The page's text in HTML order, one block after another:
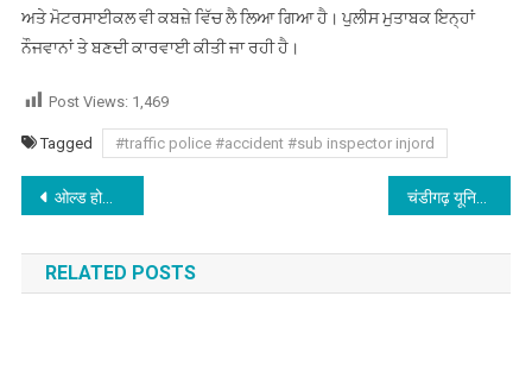
ਅਤੇ ਮੋਟਰਸਾਈਕਲ ਵੀ ਕਬਜ਼ੇ ਵਿੱਚ ਲੈ ਲਿਆ ਗਿਆ ਹੈ। ਪੁਲੀਸ ਮੁਤਾਬਕ ਇਨ੍ਹਾਂ
ਨੌਜਵਾਨਾਂ ਤੇ ਬਣਦੀ ਕਾਰਵਾਈ ਕੀਤੀ ਜਾ ਰਹੀ ਹੈ।
Post Views: 1,469
Tagged #traffic police #accident #sub inspector injord
Post navigation
ओल्ड होशियारपुर रोड पर ट्रक व मोटरसाइकिल की टक्कर
RELATED POSTS